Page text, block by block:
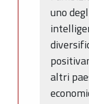
uno
altri